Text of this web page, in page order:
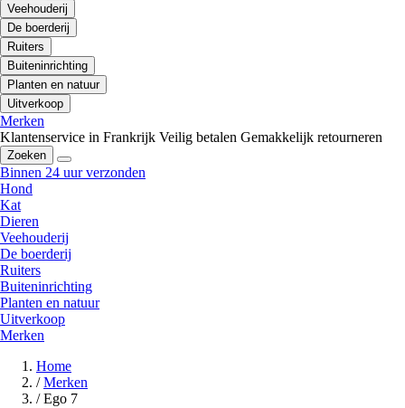
Veehouderij
De boerderij
Ruiters
Buiteninrichting
Planten en natuur
Uitverkoop
Merken
Klantenservice in Frankrijk Veilig betalen Gemakkelijk retourneren
Zoeken
Binnen 24 uur verzonden
Hond
Kat
Dieren
Veehouderij
De boerderij
Ruiters
Buiteninrichting
Planten en natuur
Uitverkoop
Merken
Home
/ Merken
/ Ego 7